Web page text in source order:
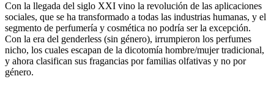
Con la llegada del siglo XXI vino la revolución de las aplicaciones
sociales, que se ha transformado a todas las industrias humanas, y el
segmento de perfumería y cosmética no podría ser la excepción.
Con la era del genderless (sin género), irrumpieron los perfumes
nicho, los cuales escapan de la dicotomía hombre/mujer tradicional,
y ahora clasifican sus fragancias por familias olfativas y no por
género.